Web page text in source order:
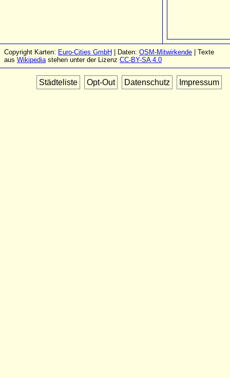
Copyright Karten: Euro-Cities GmbH | Daten: OSM-Mitwirkende | Texte
aus Wikipediastehen unter der Lizenz CC-BY-SA 4.0
Städteliste Opt-Out Datenschutz Impressum